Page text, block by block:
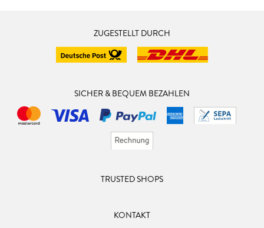
ZUGESTELLT DURCH
SICHER & BEQUEM BEZAHLEN
TRUSTED SHOPS
KONTAKT